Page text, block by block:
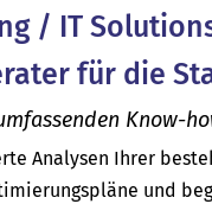
/ IT
für die
Know-
Analysen Ihrer
und